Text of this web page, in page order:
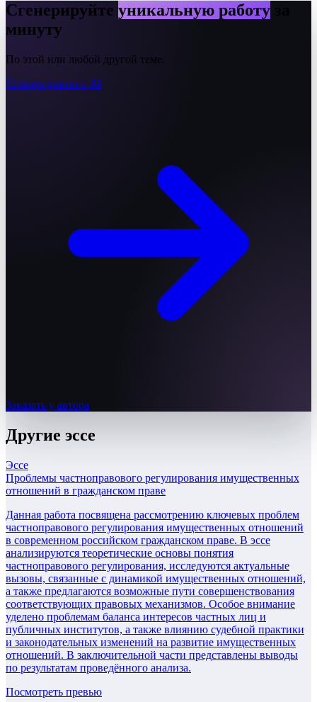
Сгенерируйте уникальную работу
минуту
По этой или любой другой теме.
Сгенерировать с AI
Заказать у автора
Другие эссе
Эссе
Проблемы частноправового регулирования имущественных
отношений в гражданском праве
Данная работа посвящена рассмотрению ключевых проблем
частноправового регулирования имущественных отношений
в современном российском гражданском праве. В эссе
анализируются теоретические основы понятия
частноправового регулирования, исследуются актуальные
вызовы, связанные с динамикой имущественных отношений,
а также предлагаются возможные пути совершенствования
соответствующих правовых механизмов. Особое внимание
уделено проблемам баланса интересов частных лиц и
публичных институтов, а также влиянию судебной практики
и законодательных изменений на развитие имущественных
отношений. В заключительной части представлены выводы
по результатам проведённого анализа.
Посмотреть превью